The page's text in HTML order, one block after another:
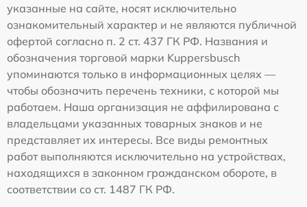
указанные на сайте, носят исключительно
ознакомительный характер и не являются публичной
офертой согласно п. 2 ст. 437 ГК РФ. Названия и
обозначения торговой марки Kuppersbusch
упоминаются только в информационных целях —
чтобы обозначить перечень техники, с которой мы
работаем. Наша организация не аффилирована с
владельцами указанных товарных знаков и не
представляет их интересы. Все виды ремонтных
работ выполняются исключительно на устройствах,
находящихся в законном гражданском обороте, в
соответствии со ст. 1487 ГК РФ.